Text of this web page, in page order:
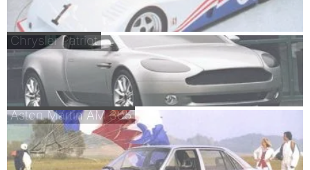
Chrysler Patriot
Aston Martin AM 305